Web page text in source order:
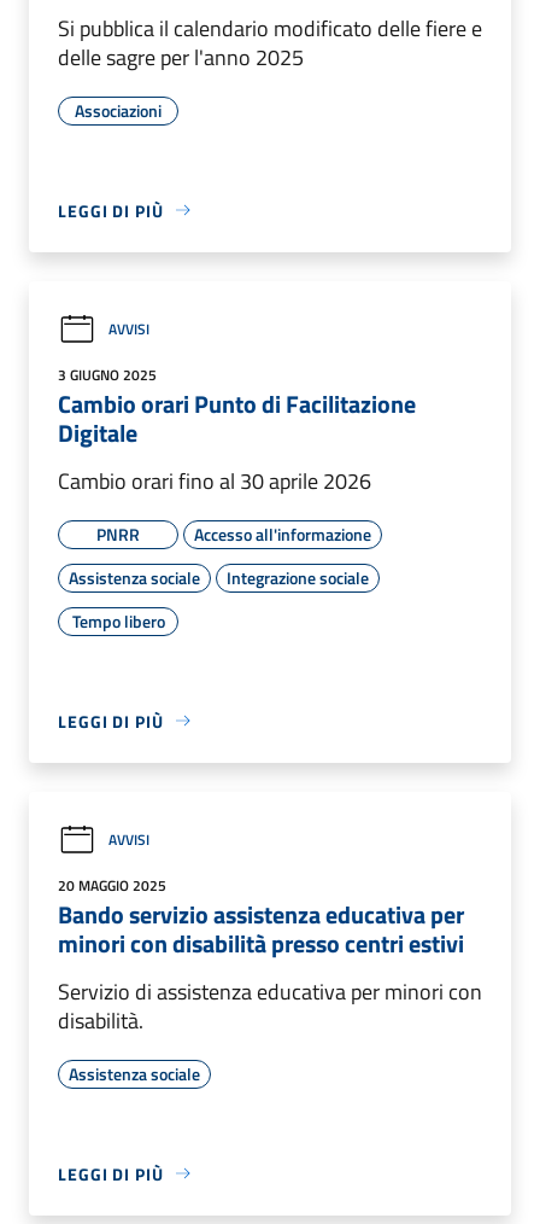
Si pubblica il calendario modificato delle fiere e
delle sagre per l'anno 2025
Associazioni
LEGGI DI PIÙ
AVVISI
3 GIUGNO 2025
Cambio orari Punto di Facilitazione
Digitale
Cambio orari fino al 30 aprile 2026
PNRR
Accesso all'informazione
Assistenza sociale
Integrazione sociale
Tempo libero
LEGGI DI PIÙ
AVVISI
20 MAGGIO 2025
Bando servizio assistenza educativa per
minori con disabilità presso centri estivi
Servizio di assistenza educativa per minori con
disabilità.
Assistenza sociale
LEGGI DI PIÙ